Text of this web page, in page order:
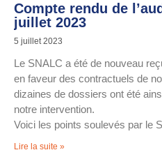
Compte rendu de
juillet 2023
5 juillet 2023
Le SNALC a été de nouveau
en faveur des contractuels de
dizaines de dossiers ont été
notre intervention.
Voici les points soulevés par le
Lire la suite »